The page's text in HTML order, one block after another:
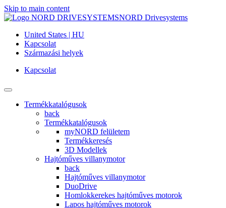
Skip to main content
NORD Drivesystems
United States | HU
Kapcsolat
Származási helyek
Kapcsolat
Termékkatalógusok
back
Termékkatalógusok
myNORD felületem
Termékkeresés
3D Modellek
Hajtóműves villanymotor
back
Hajtóműves villanymotor
DuoDrive
Homlokkerekes hajtóműves motorok
Lapos hajtóműves motorok